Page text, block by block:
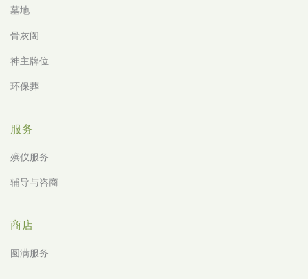
墓地
骨灰阁
神主牌位
环保葬
服务
殡仪服务
辅导与咨商
商店
圆满服务